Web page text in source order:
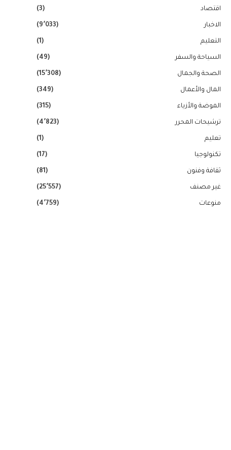
اقتصاد (3)
الاخبار (9٬033)
التعليم (1)
السياحة والسفر (49)
الصحة والجمال (15٬308)
المال والأعمال (349)
الموضة والأزياء (315)
ترشيحات المحرر (4٬823)
تعليم (1)
تكنولوجيا (17)
ثقافة وفنون (81)
غير مصنف (25٬557)
منوعات (4٬759)